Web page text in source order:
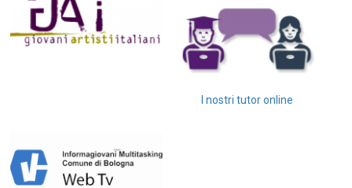
I nostri tutor online